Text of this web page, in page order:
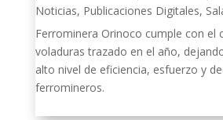
Noticias, Publicaciones Digitales,
Ferrominera Orinoco cumple con el
voladuras trazado en el año,
alto nivel de eficiencia, esfuerzo y
ferromineros.